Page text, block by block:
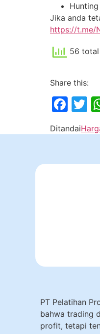
Jika anda
https://t.me/
56
Share this:
Ditandai
PT Pelatihan
bahwa trading
profit, tetapi